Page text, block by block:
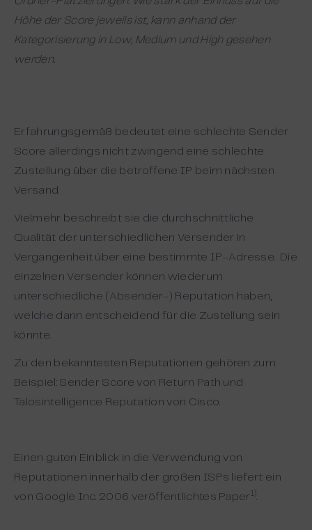
Höhe der Score jeweils ist, kann anhand der
Kategorisierung in Low, Medium und High gesehen
werden.
Erfahrungsgemäß bedeutet eine schlechte Sender
Score allerdings nicht zwingend eine schlechte
Zustellung über die betroffene IP beim nächsten
Versand.
Vielmehr beschreibt sie die durchschnittliche
Qualität der unterschiedlichen Versender in
Vergangenheit über eine bestimmte IP-Adresse. Die
einzelnen Versender können wiederum
unterschiedliche (Absender-) Reputation haben,
welche dann entscheidend für die Zustellung sein
könnte.
Zu den bekanntesten Reputationen gehören zum
Beispiel: Sender Score von Return Path und
Talosintelligence Reputation von Cisco.
Einen guten Einblick in die Verwendung von
Reputationen innerhalb der großen ISPs liefert ein
von Google Inc. 2006 veröffentlichtes Paper 1).